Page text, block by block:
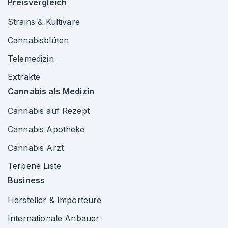
Preisvergleich
Strains & Kultivare
Cannabisblüten
Telemedizin
Extrakte
Cannabis als Medizin
Cannabis auf Rezept
Cannabis Apotheke
Cannabis Arzt
Terpene Liste
Business
Hersteller & Importeure
Internationale Anbauer